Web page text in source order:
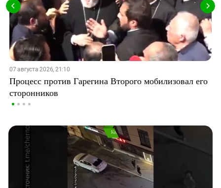
07 августа 2026, 21:10
Процесс против Гарегина Второго мобилизовал его
сторонников